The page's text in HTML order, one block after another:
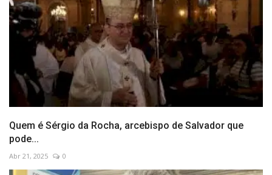
Quem é Sérgio da Rocha, arcebispo de Salvador que
pode...
Abr 21, 2025 0